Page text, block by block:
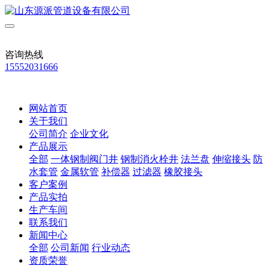
咨询热线
15552031666
网站首页
关于我们
公司简介 企业文化
产品展示
全部 一体钢制阀门井 钢制消火栓井 法兰盘 伸缩接头 防
水套管 金属软管 补偿器 过滤器 橡胶接头
客户案例
产品实拍
生产车间
联系我们
新闻中心
全部 公司新闻 行业动态
资质荣誉